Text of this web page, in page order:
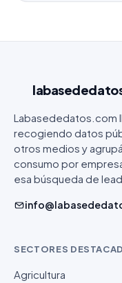
Labasededatos.com
recogiendo datos
otros medios y
consumo por
esa búsqueda de
SECTORES
Agricultura